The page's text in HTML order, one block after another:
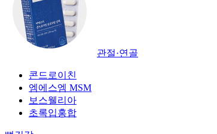
관절·연골
콘드로이친
엠에스엠 MSM
보스웰리아
초록입홍합